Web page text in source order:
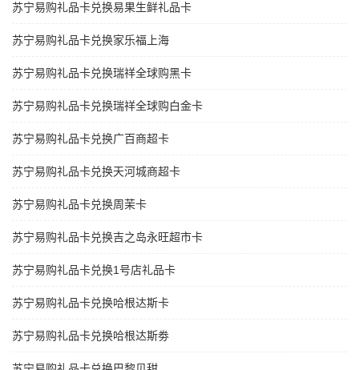
苏宁易购礼品卡兑换易果生鲜礼品卡
苏宁易购礼品卡兑换家乐福上海
苏宁易购礼品卡兑换瑞祥全球购黑卡
苏宁易购礼品卡兑换瑞祥全球购白金卡
苏宁易购礼品卡兑换广百商超卡
苏宁易购礼品卡兑换天河城商超卡
苏宁易购礼品卡兑换周茉卡
苏宁易购礼品卡兑换吉之岛永旺超市卡
苏宁易购礼品卡兑换1号店礼品卡
苏宁易购礼品卡兑换哈根达斯卡
苏宁易购礼品卡兑换哈根达斯劵